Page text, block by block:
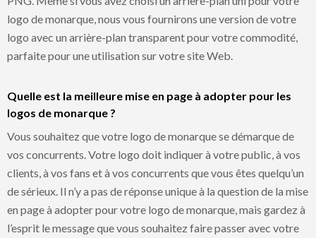
logo de monarque, nous vous fournirons une version de votre
logo avec un arrière-plan transparent pour votre commodité,
parfaite pour une utilisation sur votre site Web.
Quelle est la meilleure mise en page à adopter pour les
logos de monarque ?
Vous souhaitez que votre logo de monarque se démarque de
vos concurrents. Votre logo doit indiquer à votre public, à vos
clients, à vos fans et à vos concurrents que vous êtes quelqu’un
de sérieux. Il n’y a pas de réponse unique à la question de la mise
en page à adopter pour votre logo de monarque, mais gardez à
l’esprit le message que vous souhaitez faire passer avec votre